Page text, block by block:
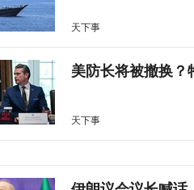
天下事
美防长将被撤换？
天下事